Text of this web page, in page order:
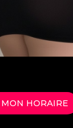
HORAIRE